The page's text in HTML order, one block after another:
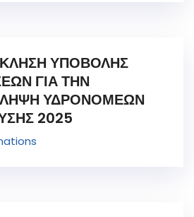
ΥΠΟΒΟΛΗΣ
ΓΙΑ ΤΗΝ
ΥΔΡΟΝΟΜΕΩΝ
2025